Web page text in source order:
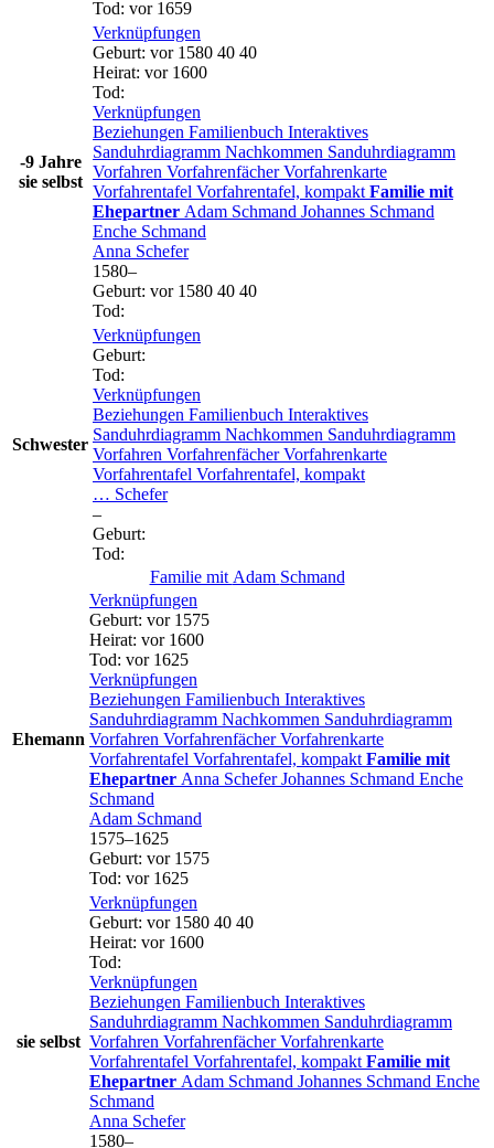
Tod: vor 1659
-9 Jahre
sie selbst
Verknüpfungen
Geburt: vor 1580 40 40
Heirat: vor 1600
Tod:
Verknüpfungen
Beziehungen Familienbuch Interaktives
Sanduhrdiagramm Nachkommen Sanduhrdiagramm
Vorfahren VorfahrenfächerVorfahrenkarte
Vorfahrentafel Vorfahrentafel, kompakt Familie mit
Ehepartner Adam Schmand Johannes Schmand
Enche Schmand
Anna Schefer
1580–
Geburt: vor 1580 40 40
Tod:
Schwester
Verknüpfungen
Geburt:
Tod:
Verknüpfungen
Beziehungen Familienbuch Interaktives
Sanduhrdiagramm Nachkommen Sanduhrdiagramm
Vorfahren VorfahrenfächerVorfahrenkarte
Vorfahrentafel Vorfahrentafel, kompakt
… Schefer
–
Geburt:
Tod:
Familie mit Adam Schmand
Ehemann
Verknüpfungen
Geburt: vor 1575
Heirat: vor 1600
Tod: vor 1625
Verknüpfungen
Beziehungen Familienbuch Interaktives
Sanduhrdiagramm Nachkommen Sanduhrdiagramm
Vorfahren VorfahrenfächerVorfahrenkarte
Vorfahrentafel Vorfahrentafel, kompakt Familie mit
Ehepartner Anna Schefer Johannes Schmand Enche
Schmand
Adam Schmand
1575–1625
Geburt: vor 1575
Tod: vor 1625
sie selbst
Verknüpfungen
Geburt: vor 1580 40 40
Heirat: vor 1600
Tod:
Verknüpfungen
Beziehungen Familienbuch Interaktives
Sanduhrdiagramm Nachkommen Sanduhrdiagramm
Vorfahren VorfahrenfächerVorfahrenkarte
Vorfahrentafel Vorfahrentafel, kompakt Familie mit
Ehepartner Adam Schmand Johannes Schmand Enche
Schmand
Anna Schefer
1580–